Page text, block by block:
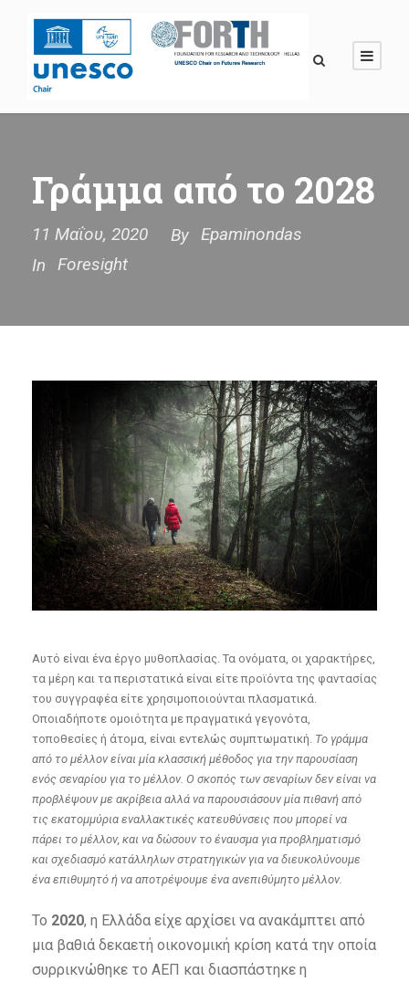
Γράμμα από το 2028
11 Μαΐου, 2020 By Epaminondas
In
Foresight
Αυτό είναι ένα έργο μυθοπλασίας. Τα ονόματα, οι χαρακτήρες,
τα μέρη και τα περιστατικά είναι είτε προϊόντα της φαντασίας
του συγγραφέα είτε χρησιμοποιούνται πλασματικά.
Οποιαδήποτε ομοιότητα με πραγματικά γεγονότα,
τοποθεσίες ή άτομα, είναι εντελώς συμπτωματική. Το γράμμα
από το μέλλον είναι μία κλασσική μέθοδος για την παρουσίαση
ενός σεναρίου για το μέλλον. Ο σκοπός των σεναρίων δεν είναι να
προβλέψουν με ακρίβεια αλλά να παρουσιάσουν μία πιθανή από
τις εκατομμύρια εναλλακτικές κατευθύνσεις που μπορεί να
πάρει το μέλλον, και να δώσουν το έναυσμα για προβληματισμό
και σχεδιασμό κατάλληλων στρατηγικών για να διευκολύνουμε
ένα επιθυμητό ή να αποτρέψουμε ένα ανεπιθύμητο μέλλον.
Το 2020, η Ελλάδα είχε αρχίσει να ανακάμπτει από
μια βαθιά δεκαετή οικονομική κρίση κατά την οποία
συρρικνώθηκε το ΑΕΠ και διασπάστηκε η